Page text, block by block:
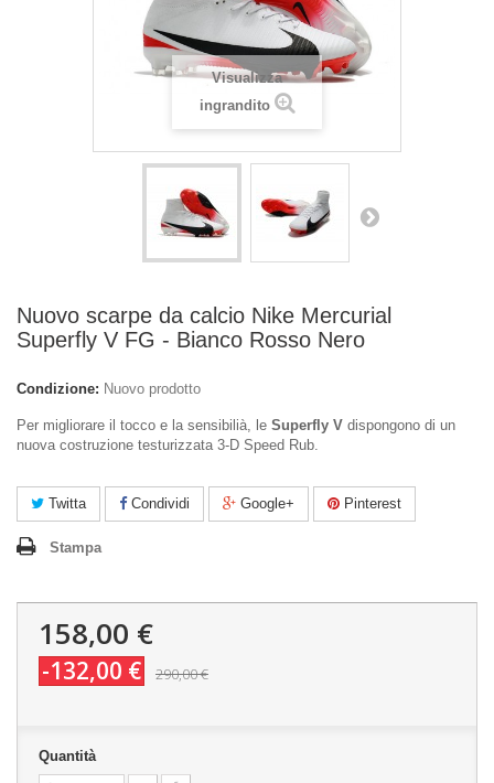
Visualizza
ingrandito
Nuovo scarpe da calcio Nike Mercurial
Superfly V FG - Bianco Rosso Nero
Condizione: Nuovo prodotto
Per migliorare il tocco e la sensibilià, le Superfly V dispongono di un
nuova costruzione testurizzata 3-D Speed Rub.
Twitta Condividi Google+ Pinterest
Stampa
158,00 €
-132,00 € 290,00 €
Quantità